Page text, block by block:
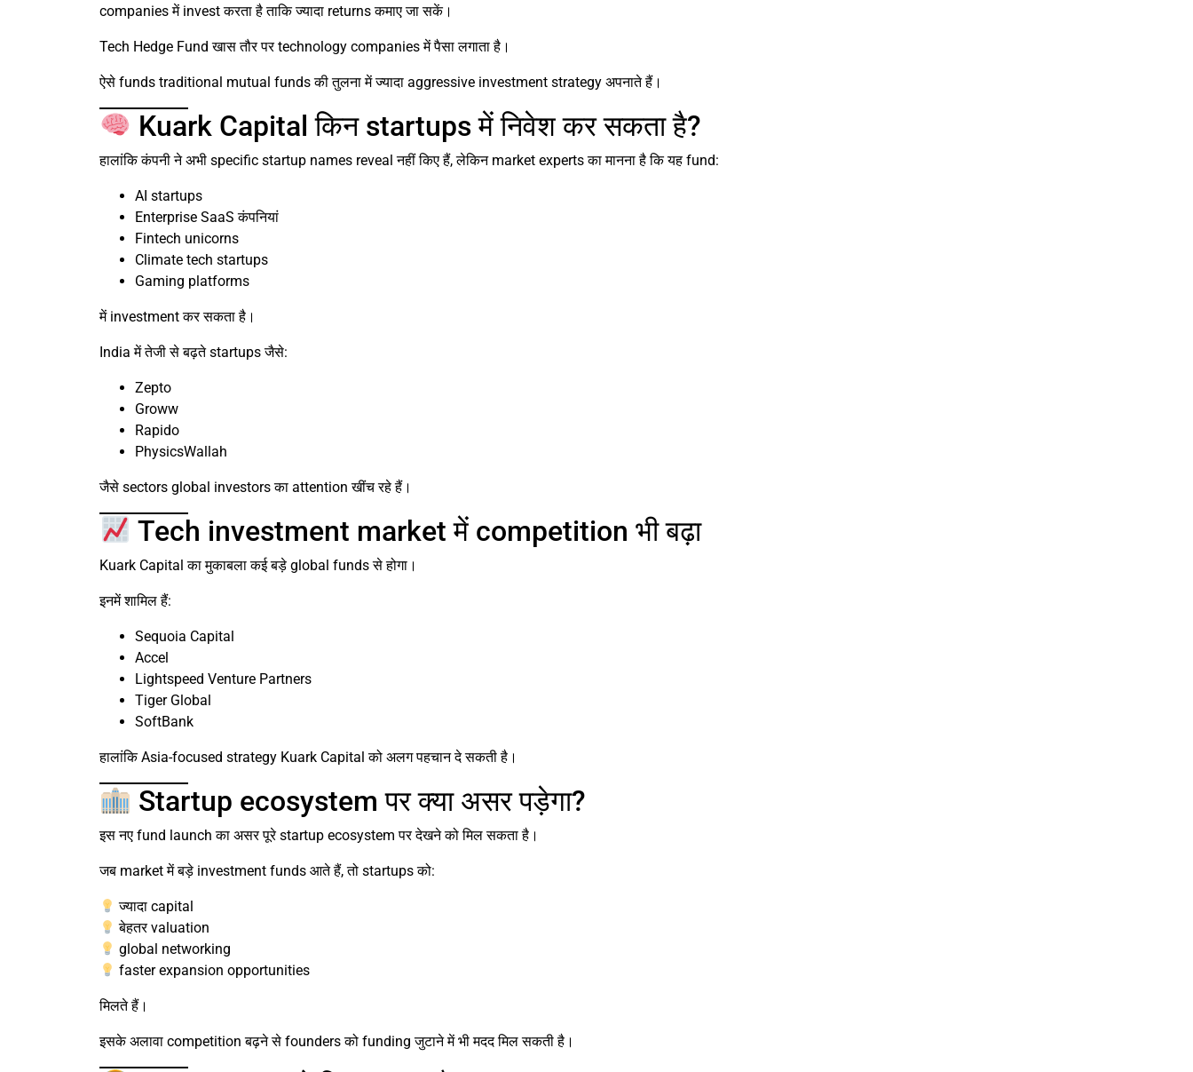
companies में invest करता है ताकि ज्यादा returns कमाए जा सकें।
Tech Hedge Fund खास तौर पर technology companies में पैसा लगाता है।
ऐसे funds traditional mutual funds की तुलना में ज्यादा aggressive investment strategy अपनाते हैं।
Kuark Capital किन startups में निवेश कर सकता है?
हालांकि कंपनी ने अभी specific startup names reveal नहीं किए हैं, लेकिन market experts का मानना है कि यह fund:
AI startups
Enterprise SaaS कंपनियां
Fintech unicorns
Climate tech startups
Gaming platforms
में investment कर सकता है।
India में तेजी से बढ़ते startups जैसे:
Zepto
Groww
Rapido
PhysicsWallah
जैसे sectors global investors का attention खींच रहे हैं।
Tech investment market में competition भी बढ़ा
Kuark Capital का मुकाबला कई बड़े global funds से होगा।
इनमें शामिल हैं:
Sequoia Capital
Accel
Lightspeed Venture Partners
Tiger Global
SoftBank
हालांकि Asia-focused strategy Kuark Capital को अलग पहचान दे सकती है।
Startup ecosystem पर क्या असर पड़ेगा?
इस नए fund launch का असर पूरे startup ecosystem पर देखने को मिल सकता है।
जब market में बड़े investment funds आते हैं, तो startups को:
ज्यादा capital
बेहतर valuation
global networking
faster expansion opportunities
मिलते हैं।
इसके अलावा competition बढ़ने से founders को funding जुटाने में भी मदद मिल सकती है।